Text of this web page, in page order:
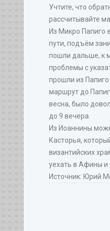
Учтите, что
рассчитывайте
Из Микро Папиго
пути, подъём
пошли дальше, к
проблемы с
прошли из
маршрут до
весна, было
до 9 вечера.
Из Иоаннины
Касторья,
византийских
уехать в Афины и
Источник: Юрий